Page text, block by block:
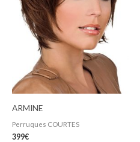
ARMINE
Perruques COURTES
399€